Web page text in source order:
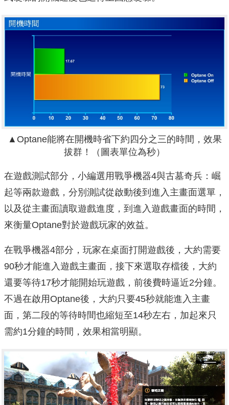
▲Optane能將在開機時省下約四分之三的時間，效果
拔群！（圖表單位為秒）
在遊戲測試部分，小編選用戰爭機器4與古墓奇兵：崛
起等兩款遊戲，分別測試從啟動後到進入主畫面選單，
以及從主畫面讀取遊戲進度，到進入遊戲畫面的時間，
來衡量Optane對於遊戲玩家的效益。
在戰爭機器4部分，玩家在桌面打開遊戲後，大約需要
90秒才能進入遊戲主畫面，接下來選取存檔後，大約
還要等待17秒才能開始玩遊戲，前後費時逼近2分鐘。
不過在啟用Optane後，大約只要45秒就能進入主畫
面，第二段的等待時間也縮短至14秒左右，加起來只
需約1分鐘的時間，效果相當明顯。